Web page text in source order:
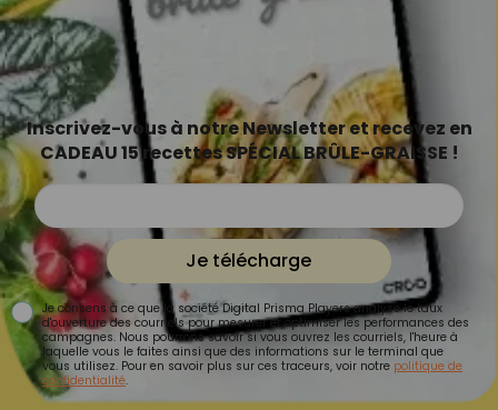
Inscrivez-vous à notre Newsletter et recevez en
CADEAU 15 recettes SPÉCIAL BRÛLE-GRAISSE !
Je télécharge
Je consens à ce que la société Digital Prisma Players analyse le taux
d'ouverture des courriels pour mesurer et optimiser les performances des
campagnes. Nous pourrons savoir si vous ouvrez les courriels, l'heure à
laquelle vous le faites ainsi que des informations sur le terminal que
vous utilisez. Pour en savoir plus sur ces traceurs, voir notre politique de
confidentialité.